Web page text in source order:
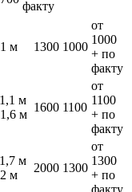
факту
м 1300 1000
от
1000
+ по
факту
м
м
1600 1100
от
1100
+ по
факту
м
м
2000 1300
от
1300
+ по